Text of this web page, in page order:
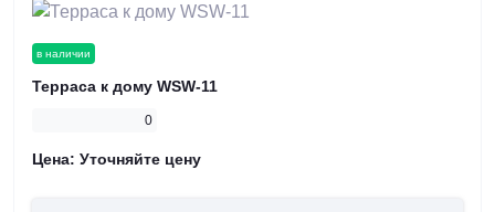
в наличии
Терраса к дому WSW-11
0
Цена: Уточняйте цену